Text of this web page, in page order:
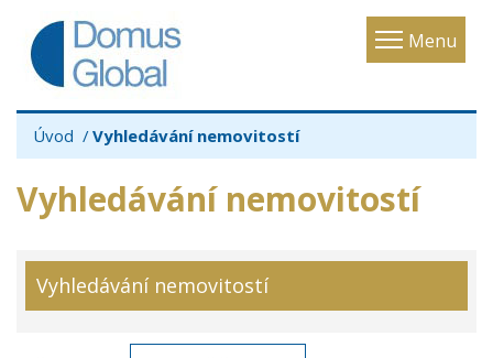
Menu
Toggle
Úvod Vyhledávání nemovitostí
Vyhledávání nemovitostí
Vyhledávání nemovitostí